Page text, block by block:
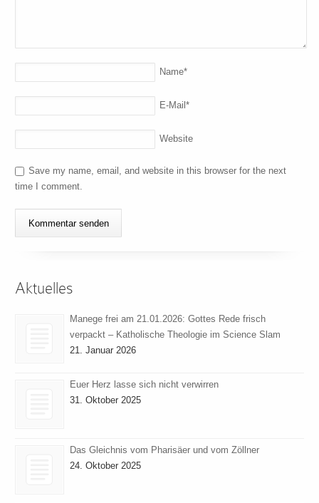
Name*
E-Mail*
Website
Save my name, email, and website in this browser for the next
time I comment.
Aktuelles
Manege frei am 21.01.2026: Gottes Rede frisch
verpackt – Katholische Theologie im Science Slam
21. Januar 2026
Euer Herz lasse sich nicht verwirren
31. Oktober 2025
Das Gleichnis vom Pharisäer und vom Zöllner
24. Oktober 2025